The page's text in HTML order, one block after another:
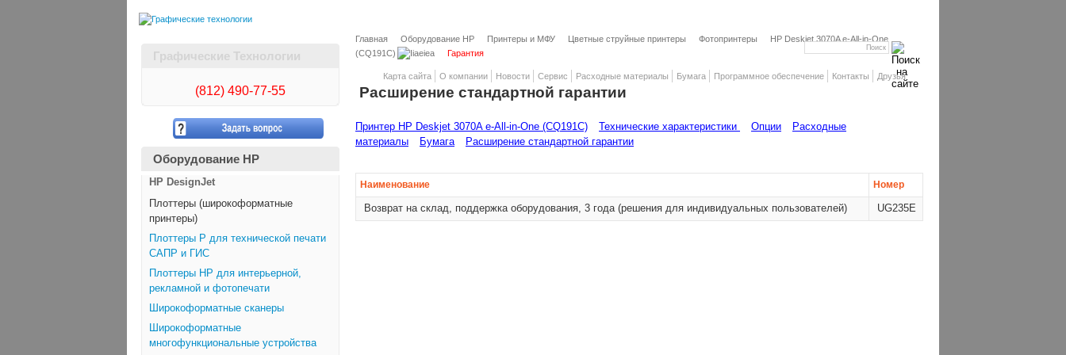
Карта сайта О компании Новости Сервис Расходные материалы Бумага Программное обеспечение Контакты Друзья
Графические Технологии
(812) 490-77-55
Оборудование HP
HP DesignJet
Плоттеры (широкоформатные
принтеры)
Плоттеры Р для технической печати
САПР и ГИС
Плоттеры НР для интерьерной,
рекламной и фотопечати
Широкоформатные сканеры
Широкоформатные
многофункциональные устройства
Главная Оборудование HP Принтеры и МФУ Цветные струйные принтеры Фотопринтеры
HP Deskjet 3070A e-All-in-One
(CQ191C)
Гарантия
Расширение стандартной гарантии
Принтер HP Deskjet 3070A e-All-in-One (CQ191C) Технические характеристики Опции
Расходные
материалы
Бумага Расширение стандартной гарантии
Наименование Номер
Возврат на склад, поддержка оборудования, 3 года (решения для индивидуальных пользователей) UG235E